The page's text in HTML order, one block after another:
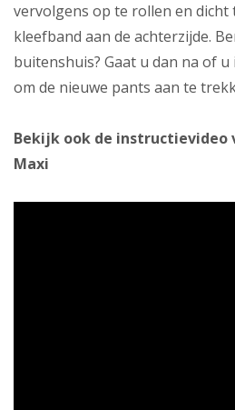
vervolgens op te rollen en
kleefband aan de achterzijde.
buitenshuis? Gaat u dan na of
om de nieuwe pants aan te
Bekijk ook de instructievideo
Maxi